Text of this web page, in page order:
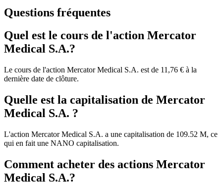
Questions fréquentes
Quel est le cours de l'action Mercator
Medical S.A.?
Le cours de l'action Mercator Medical S.A. est de 11,76 € à la
dernière date de clôture.
Quelle est la capitalisation de Mercator
Medical S.A. ?
L'action Mercator Medical S.A. a une capitalisation de 109.52 M, ce
qui en fait une NANO capitalisation.
Comment acheter des actions Mercator
Medical S.A.?